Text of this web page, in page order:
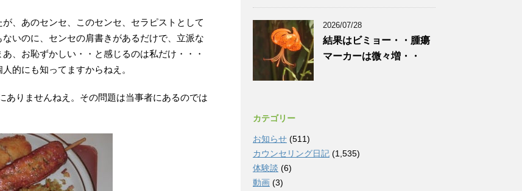
、あのセンセ、このセンセ、セラピストとして
いのに、センセの肩書きがあるだけで、立派な
、お恥ずかしい・・と感じるのは私だけ・・・
的にも知ってますからねえ。
ありませんねえ。その問題は当事者にあるのでは
2026/07/28
結果はビミョー・・腫瘍
マーカーは微々増・・
カテゴリー
お知らせ (511)
カウンセリング日記 (1,535)
体験談 (6)
動画 (3)